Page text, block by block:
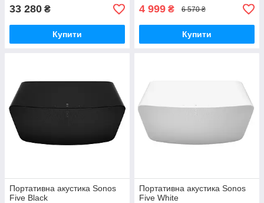
33 280 ₴
Купити
4 999 ₴ 6 570 ₴
Купити
Портативна акустика Sonos
Five Black
Портативна акустика Sonos
Five White